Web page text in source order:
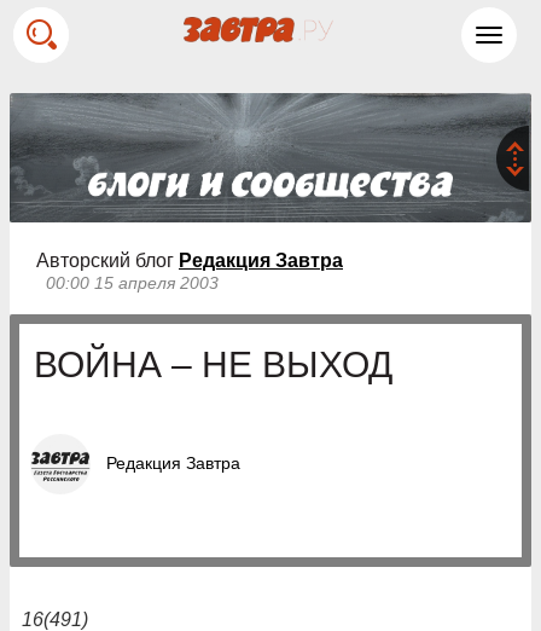
Авторский блог Редакция Завтра
00:00 15 апреля 2003
ВОЙНА – НЕ ВЫХОД
Редакция Завтра
16(491)